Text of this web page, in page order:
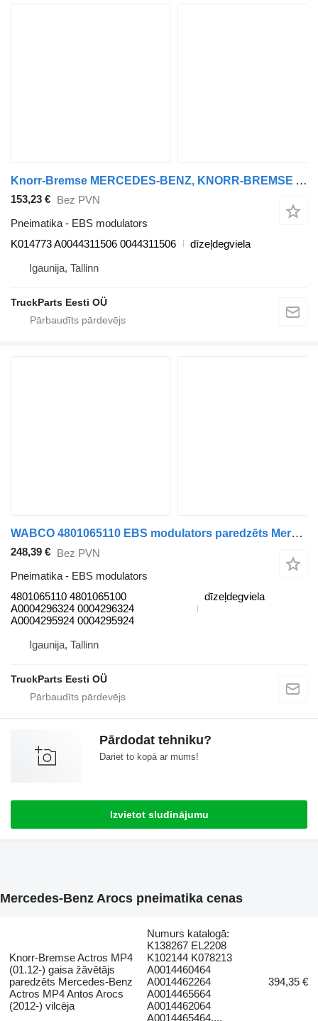
Knorr-Bremse MERCEDES-BENZ, KNORR-BREMSE Actros MP4 1845 (01.12-) K014773 EBS modulators paredzēts Mercedes-Benz Actros MP4 Antos Arocs (2012-) vilcēja
153,23 € Bez PVN
Pneimatika - EBS modulators
K014773 A0044311506 0044311506
dīzeļdegviela
Igaunija, Tallinn
TruckParts Eesti OÜ
WABCO 4801065110 EBS modulators paredzēts Mercedes-Benz Antos, Arocs, Actros MP4 (2012-) vilcēja
248,39 € Bez PVN
Pneimatika - EBS modulators
4801065110 4801065100
A0004296324 0004296324
A0004295924 0004295924
dīzeļdegviela
Igaunija, Tallinn
TruckParts Eesti OÜ
Pārdodat tehniku?
Dariet to kopā ar mums!
Izvietot sludinājumu
Mercedes-Benz Arocs pneimatika cenas
Knorr-Bremse Actros MP4
(01.12-) gaisa žāvētājs
paredzēts Mercedes-Benz
Actros MP4 Antos Arocs
(2012-) vilcēja
Numurs katalogā:
K138267 EL2208
K102144 K078213
A0014460464
A0014462264
A0014465664
A0014462064
A0014465464...,
394,35 €